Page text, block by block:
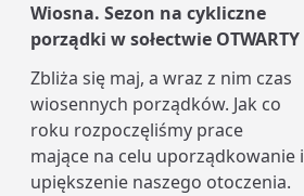
Wiosna. Sezon na cykliczne
porządki w sołectwie OTWARTY
Zbliża się maj, a wraz z nim czas
wiosennych porządków. Jak co
roku rozpoczęliśmy prace
mające na celu uporządkowanie i
upiększenie naszego otoczenia.